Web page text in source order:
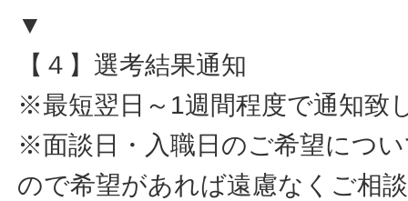
▼
【４】選考結果通知
※最短翌日～1週間程度で通知致
※面談日・入職日のご希望につ
ので希望があれば遠慮なくご相